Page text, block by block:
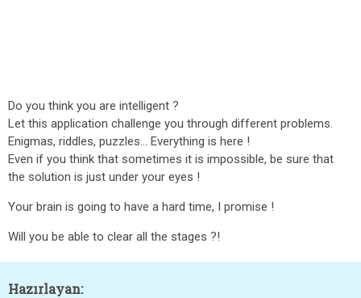
Do you think you are intelligent ?
Let this application challenge you through different problems.
Enigmas, riddles, puzzles... Everything is here !
Even if you think that sometimes it is impossible, be sure that
the solution is just under your eyes !
Your brain is going to have a hard time, I promise !
Will you be able to clear all the stages ?!
Hazırlayan: